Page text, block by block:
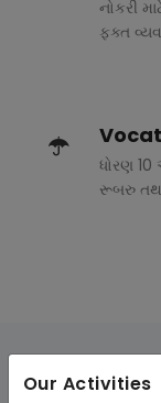
Our Activities
નોકરી
ફક્ત
ધોરણ 10
રૂબરુ તથા